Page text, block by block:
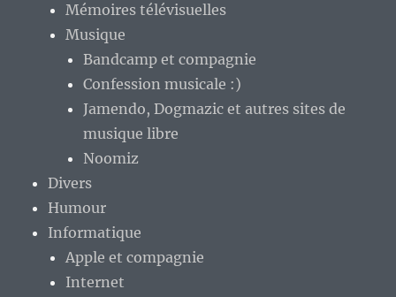
Mémoires télévisuelles
Musique
Bandcamp et compagnie
Confession musicale :)
Jamendo, Dogmazic et autres sites de
musique libre
Noomiz
Divers
Humour
Informatique
Apple et compagnie
Internet